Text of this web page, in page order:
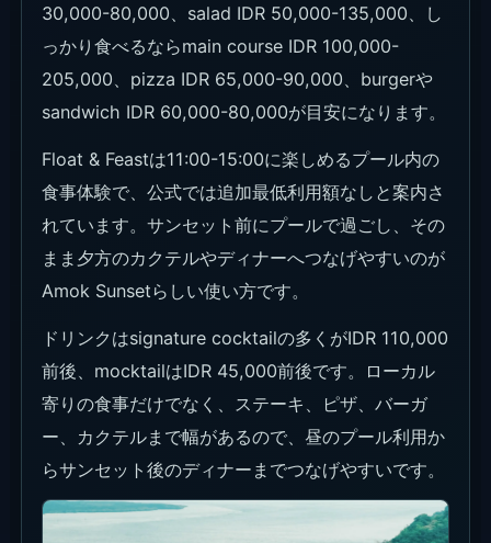
30,000-80,000、salad IDR 50,000-135,000、し
っかり食べるならmain course IDR 100,000-
205,000、pizza IDR 65,000-90,000、burgerや
sandwich IDR 60,000-80,000が目安になります。
Float & Feastは11:00-15:00に楽しめるプール内の
食事体験で、公式では追加最低利用額なしと案内さ
れています。サンセット前にプールで過ごし、その
まま夕方のカクテルやディナーへつなげやすいのが
Amok Sunsetらしい使い方です。
ドリンクはsignature cocktailの多くがIDR 110,000
前後、mocktailはIDR 45,000前後です。ローカル
寄りの食事だけでなく、ステーキ、ピザ、バーガ
ー、カクテルまで幅があるので、昼のプール利用か
らサンセット後のディナーまでつなげやすいです。